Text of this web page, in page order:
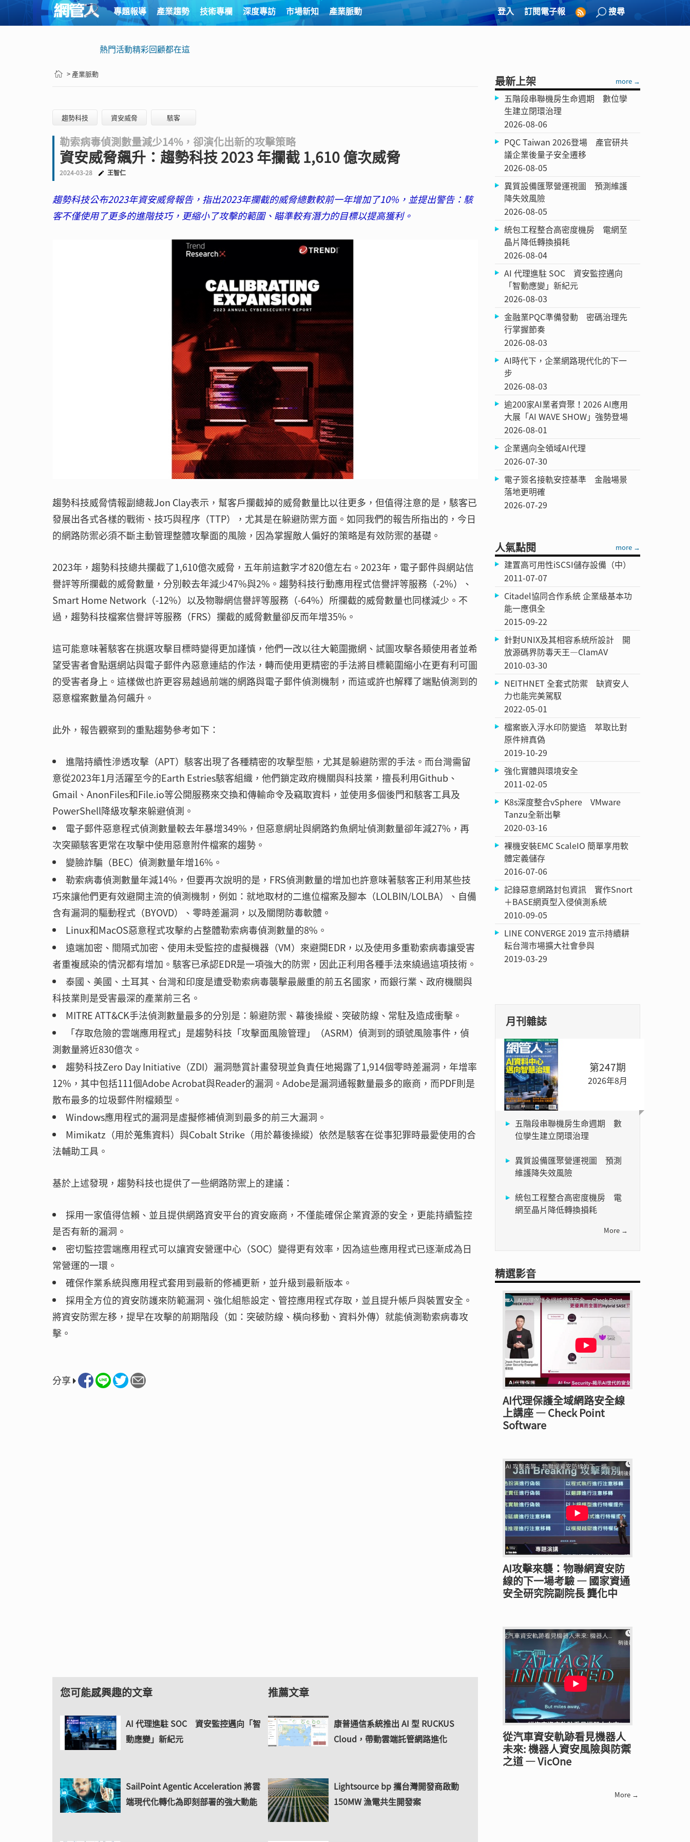
專題報導 產業趨勢 技術專欄 深度專訪 市場新知 產業脈動 登入 訂閱電子報 搜尋
熱門活動精彩回顧都在這
> 產業脈動
趨勢科技 資安威脅 駭客
勒索病毒偵測數量減少14%，卻演化出新的攻擊策略
資安威脅飆升：趨勢科技 2023 年攔截 1,610 億次威脅
2024-03-28 王智仁
趨勢科技公布2023年資安威脅報告，指出2023年攔截的威脅總數較前一年增加了10%，並提出警告：駭
客不僅使用了更多的進階技巧，更縮小了攻擊的範圍、瞄準較有潛力的目標以提高獲利。
趨勢科技威脅情報副總裁Jon Clay表示，幫客戶攔截掉的威脅數量比以往更多，但值得注意的是，駭客已
發展出各式各樣的戰術、技巧與程序（TTP），尤其是在躲避防禦方面。如同我們的報告所指出的，今日
的網路防禦必須不斷主動管理整體攻擊面的風險，因為掌握敵人偏好的策略是有效防禦的基礎。
2023年，趨勢科技總共攔截了1,610億次威脅，五年前這數字才820億左右。2023年，電子郵件與網站信
譽評等所攔截的威脅數量，分別較去年減少47%與2%。趨勢科技行動應用程式信譽評等服務（-2%）、
Smart Home Network（-12%）以及物聯網信譽評等服務（-64%）所攔截的威脅數量也同樣減少。不
過，趨勢科技檔案信譽評等服務（FRS）攔截的威脅數量卻反而年增35%。
這可能意味著駭客在挑選攻擊目標時變得更加謹慎，他們一改以往大範圍撒網、試圖攻擊各類使用者並希
望受害者會點選網站與電子郵件內惡意連結的作法，轉而使用更精密的手法將目標範圍縮小在更有利可圖
的受害者身上。這樣做也許更容易越過前端的網路與電子郵件偵測機制，而這或許也解釋了端點偵測到的
惡意檔案數量為何飆升。
此外，報告觀察到的重點趨勢參考如下：
進階持續性滲透攻擊（APT）駭客出現了各種精密的攻擊型態，尤其是躲避防禦的手法。而台灣需留
意從2023年1月活躍至今的Earth Estries駭客組織，他們鎖定政府機關與科技業，擅長利用Github、
Gmail、AnonFiles和File.io等公開服務來交換和傳輸命令及竊取資料，並使用多個後門和駭客工具及
PowerShell降級攻擊來躲避偵測。
電子郵件惡意程式偵測數量較去年暴增349%，但惡意網址與網路釣魚網址偵測數量卻年減27%，再
次突顯駭客更常在攻擊中使用惡意附件檔案的趨勢。
變臉詐騙（BEC）偵測數量年增16%。
勒索病毒偵測數量年減14%，但要再次說明的是，FRS偵測數量的增加也許意味著駭客正利用某些技
巧來讓他們更有效避開主流的偵測機制，例如：就地取材的二進位檔案及腳本（LOLBIN/LOLBA）、自備
含有漏洞的驅動程式（BYOVD）、零時差漏洞，以及關閉防毒軟體。
Linux和MacOS惡意程式攻擊約占整體勒索病毒偵測數量的8%。
遠端加密、間隔式加密、使用未受監控的虛擬機器（VM）來避開EDR，以及使用多重勒索病毒讓受害
者重複感染的情況都有增加。駭客已承認EDR是一項強大的防禦，因此正利用各種手法來繞過這項技術。
泰國、美國、土耳其、台灣和印度是遭受勒索病毒襲擊最嚴重的前五名國家，而銀行業、政府機關與
科技業則是受害最深的產業前三名。
MITRE ATT&CK手法偵測數量最多的分別是：躲避防禦、幕後操縱、突破防線、常駐及造成衝擊。
「存取危險的雲端應用程式」是趨勢科技「攻擊面風險管理」（ASRM）偵測到的頭號風險事件，偵
測數量將近830億次。
趨勢科技Zero Day Initiative（ZDI）漏洞懸賞計畫發現並負責任地揭露了1,914個零時差漏洞，年增率
12%，其中包括111個Adobe Acrobat與Reader的漏洞。Adobe是漏洞通報數量最多的廠商，而PDF則是
散布最多的垃圾郵件附檔類型。
Windows應用程式的漏洞是虛擬修補偵測到最多的前三大漏洞。
Mimikatz（用於蒐集資料）與Cobalt Strike（用於幕後操縱）依然是駭客在從事犯罪時最愛使用的合
法輔助工具。
基於上述發現，趨勢科技也提供了一些網路防禦上的建議：
採用一家值得信賴、並且提供網路資安平台的資安廠商，不僅能確保企業資源的安全，更能持續監控
是否有新的漏洞。
密切監控雲端應用程式可以讓資安營運中心（SOC）變得更有效率，因為這些應用程式已逐漸成為日
常營運的一環。
確保作業系統與應用程式套用到最新的修補更新，並升級到最新版本。
採用全方位的資安防護來防範漏洞、強化組態設定、管控應用程式存取，並且提升帳戶與裝置安全。
將資安防禦左移，提早在攻擊的前期階段（如：突破防線、橫向移動、資料外傳）就能偵測勒索病毒攻
擊。
分享
您可能感興趣的文章
AI 代理進駐 SOC 資安監控邁向「智
動應變」新紀元
SailPoint Agentic Acceleration 將雲
端現代化轉化為即刻部署的強大動能
推薦文章
康普通信系統推出 AI 型 RUCKUS
Cloud，帶動雲端託管網路進化
Lightsource bp 攜台灣開發商啟動
150MW 漁電共生開發案
最新上架 more →
五階段串聯機房生命週期 數位孿
生建立閉環治理
2026-08-06
PQC Taiwan 2026登場 產官研共
議企業後量子安全遷移
2026-08-05
異質設備匯聚營運視圖 預測維護
降失效風險
2026-08-05
統包工程整合高密度機房 電網至
晶片降低轉換損耗
2026-08-04
AI 代理進駐 SOC 資安監控邁向
「智動應變」新紀元
2026-08-03
金融業PQC準備發動 密碼治理先
行掌握節奏
2026-08-03
AI時代下，企業網路現代化的下一
步
2026-08-03
逾200家AI業者齊聚！2026 AI應用
大展「AI WAVE SHOW」強勢登場
2026-08-01
企業邁向全領域AI代理
2026-07-30
電子簽名接軌安控基準 金融場景
落地更明確
2026-07-29
人氣點閱 more →
建置高可用性iSCSI儲存設備（中）
2011-07-07
Citadel協同合作系統 企業級基本功
能一應俱全
2015-09-22
針對UNIX及其相容系統所設計 開
放源碼界防毒天王—ClamAV
2010-03-30
NEITHNET 全套式防禦 缺資安人
力也能完美駕馭
2022-05-01
檔案嵌入浮水印防變造 萃取比對
原件辨真偽
2019-10-29
強化實體與環境安全
2011-02-05
K8s深度整合vSphere VMware
Tanzu全新出擊
2020-03-16
裸機安裝EMC ScaleIO 簡單享用軟
體定義儲存
2016-07-06
記錄惡意網路封包資訊 實作Snort
＋BASE網頁型入侵偵測系統
2010-09-05
LINE CONVERGE 2019 宣示持續耕
耘台灣市場擴大社會參與
2019-03-29
月刊雜誌
第247期
2026年8月
五階段串聯機房生命週期 數
位孿生建立閉環治理
異質設備匯聚營運視圖 預測
維護降失效風險
統包工程整合高密度機房 電
網至晶片降低轉換損耗
More →
精選影音
AI代理保護全域網路安全線
上講座 — Check Point
Software
AI攻擊來襲：物聯網資安防
線的下一場考驗 — 國家資通
安全研究院副院長 龔化中
從汽車資安軌跡看見機器人
未來: 機器人資安風險與防禦
之道 — VicOne
More →